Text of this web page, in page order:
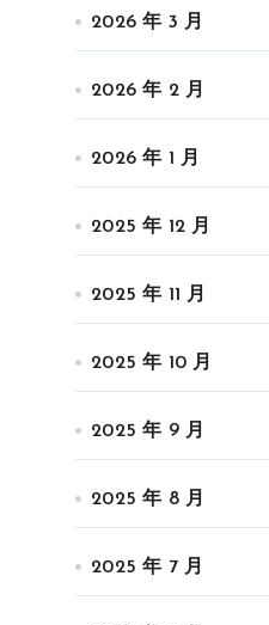
2026 年 3 月
2026 年 2 月
2026 年 1 月
2025 年 12 月
2025 年 11 月
2025 年 10 月
2025 年 9 月
2025 年 8 月
2025 年 7 月